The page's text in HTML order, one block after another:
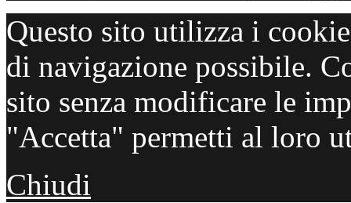
Questo sito utilizza i
di navigazione possibile.
sito senza modificare le
"Accetta" permetti al loro
Chiudi